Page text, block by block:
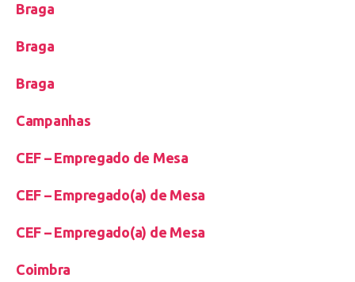
Braga
Braga
Braga
Campanhas
CEF – Empregado de Mesa
CEF – Empregado(a) de Mesa
CEF – Empregado(a) de Mesa
Coimbra